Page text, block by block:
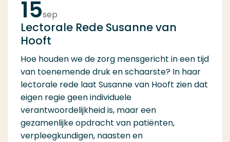
Lectorale Rede Susanne van
Hooft
Hoe houden we de zorg mensgericht in een tijd
van toenemende druk en schaarste? In haar
lectorale rede laat Susanne van Hooft zien dat
eigen regie geen individuele
verantwoordelijkheid is, maar een
gezamenlijke opdracht van patiënten,
verpleegkundigen, naasten en
15sep